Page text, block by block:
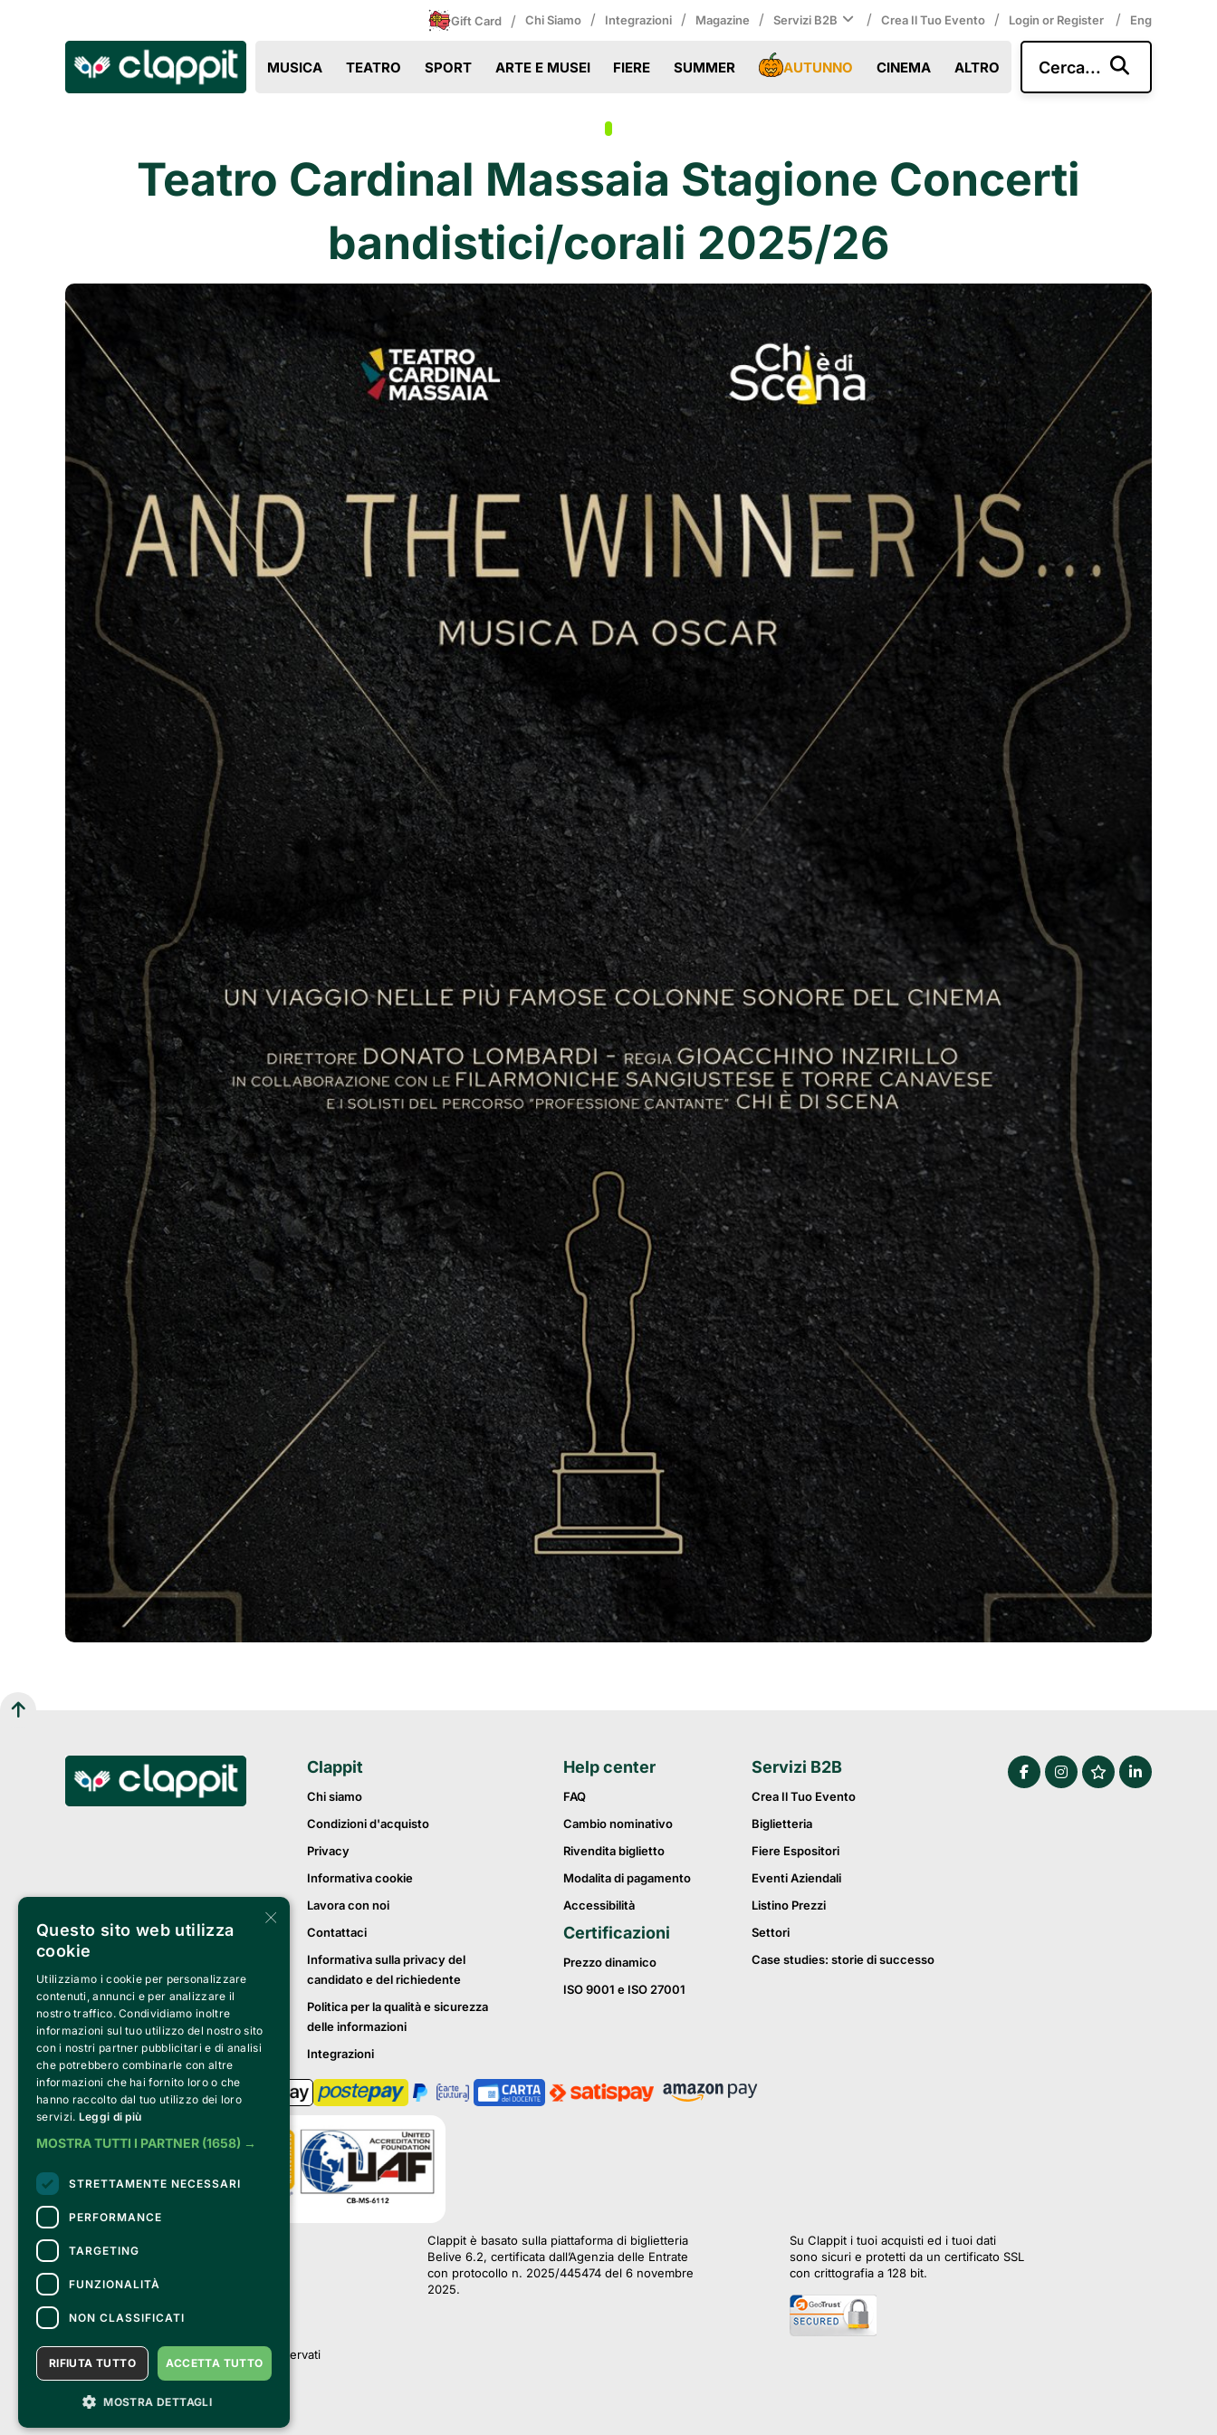
Gift Card / Chi Siamo / Integrazioni / Magazine / Servizi B2B / Crea Il Tuo Evento / Login or Register / Eng
MUSICA TEATRO SPORT ARTE E MUSEI FIERE SUMMER AUTUNNO CINEMA ALTRO Cerca...
Teatro Cardinal Massaia Stagione Concerti
bandistici/corali 2025/26
Clappit
Chi siamo
Condizioni d'acquisto
Privacy
Informativa cookie
Lavora con noi
Contattaci
Informativa sulla privacy del
candidato e del richiedente
Politica per la qualità e sicurezza
delle informazioni
Integrazioni
Help center
FAQ
Cambio nominativo
Rivendita biglietto
Modalita di pagamento
Accessibilità
Certificazioni
Prezzo dinamico
ISO 9001 e ISO 27001
Servizi B2B
Crea Il Tuo Evento
Biglietteria
Fiere Espositori
Eventi Aziendali
Listino Prezzi
Settori
Case studies: storie di successo
Bemils Srl
Via Fosse Ardeatine, 4 -20092 Cinisello
PI 05589050961
© 2010-2025 Bemils Srl - Tutti i diritti riservati
Clappit è basato sulla piattaforma di biglietteria
Belive 6.2, certificata dall’Agenzia delle Entrate
con protocollo n. 2025/445474 del 6 novembre
2025.
Su Clappit i tuoi acquisti ed i tuoi dati
sono sicuri e protetti da un certificato SSL
con crittografia a 128 bit.
×
Questo sito web utilizza
cookie
Utilizziamo i cookie per personalizzare
contenuti, annunci e per analizzare il
nostro traffico. Condividiamo inoltre
informazioni sul tuo utilizzo del nostro sito
con i nostri partner pubblicitari e di analisi
che potrebbero combinarle con altre
informazioni che hai fornito loro o che
hanno raccolto dal tuo utilizzo dei loro
servizi. Leggi di più
MOSTRA TUTTI I PARTNER (1658) →
STRETTAMENTE NECESSARI
PERFORMANCE
TARGETING
FUNZIONALITÀ
NON CLASSIFICATI
ACCETTA TUTTO
RIFIUTA TUTTO
MOSTRA DETTAGLI